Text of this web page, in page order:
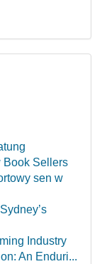
Book Sellers
sen w
Industry
An Enduri...